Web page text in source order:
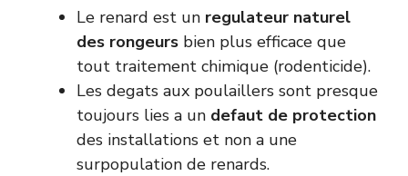
Le renard est un regulateur naturel
des rongeurs bien plus efficace que
tout traitement chimique (rodenticide).
Les degats aux poulaillers sont presque
toujours lies a un defaut de protection
des installations et non a une
surpopulation de renards.